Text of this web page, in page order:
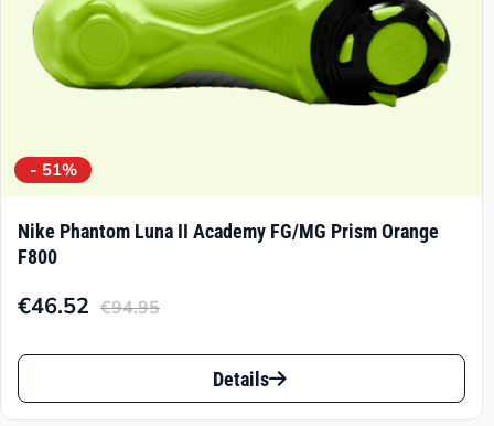
gewählt
werden
- 51%
Nike Phantom Luna II Academy FG/MG Prism Orange
F800
€94.95
Ursprünglicher
Preis
€94.95
€46.52
Aktueller
Preis
€46.52.
Dieses
Produkt
Details